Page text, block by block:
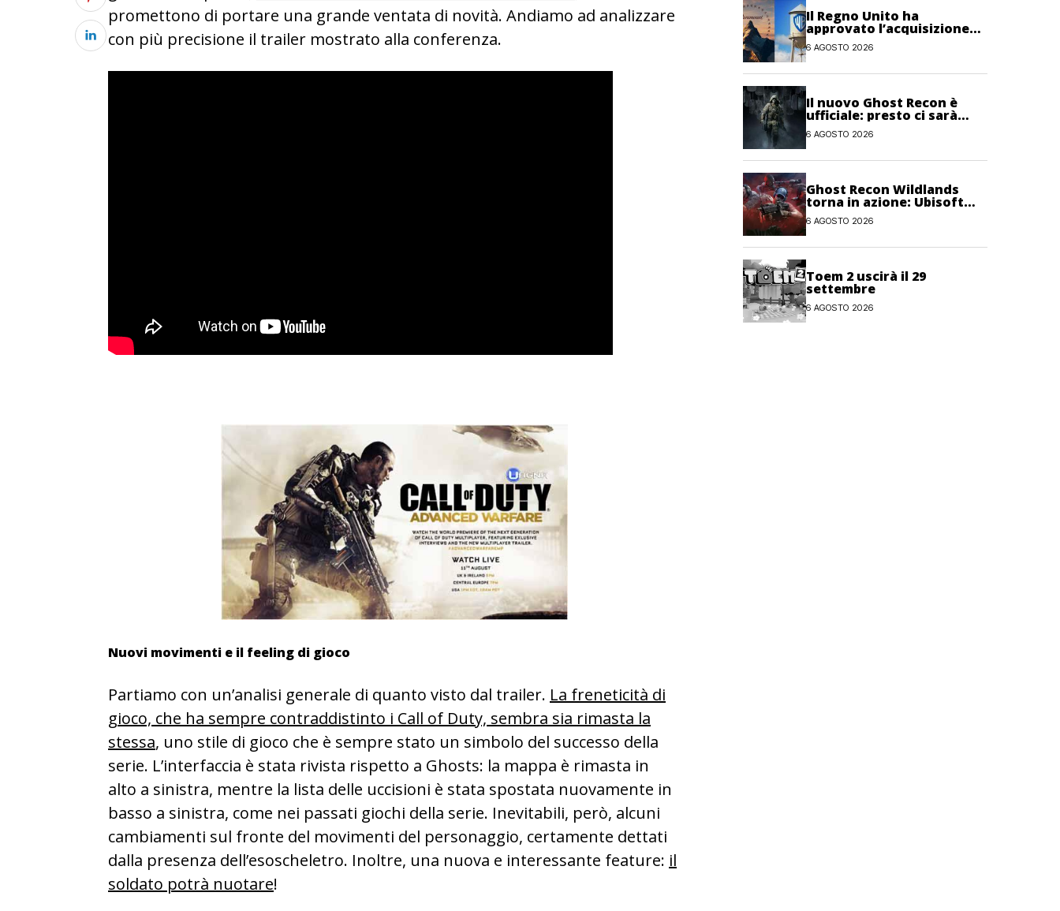
promettono di portare una grande ventata di novità. Andiamo ad analizzare
con più precisione il trailer mostrato alla conferenza.
Nuovi movimenti e il feeling di gioco
Partiamo con un’analisi generale di quanto visto dal trailer. La freneticità di
gioco, che ha sempre contraddistinto i Call of Duty, sembra sia rimasta la
stessa, uno stile di gioco che è sempre stato un simbolo del successo della
serie. L’interfaccia è stata rivista rispetto a Ghosts: la mappa è rimasta in
alto a sinistra, mentre la lista delle uccisioni è stata spostata nuovamente in
basso a sinistra, come nei passati giochi della serie. Inevitabili, però, alcuni
cambiamenti sul fronte del movimenti del personaggio, certamente dettati
dalla presenza dell’esoscheletro. Inoltre, una nuova e interessante feature: il
soldato potrà nuotare!
Il Regno Unito ha
approvato l’acquisizione
Paramount-Warner Bros
Discovery
6 AGOSTO 2026
Il nuovo Ghost Recon è
ufficiale: presto ci sarà
anche una fase di test
6 AGOSTO 2026
Ghost Recon Wildlands
torna in azione: Ubisoft
lancia il maxi
aggiornamento gratuito
6 AGOSTO 2026
Toem 2 uscirà il 29
settembre
6 AGOSTO 2026